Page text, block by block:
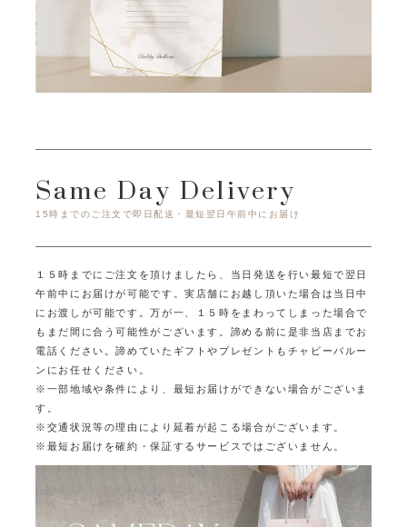
Same Day Delivery
15時までのご注文で即日配送・最短翌日午前中にお届け
１５時までにご注文を頂けましたら、当日発送を行い最短で翌日
午前中にお届けが可能です。実店舗にお越し頂いた場合は当日中
にお渡しが可能です。万が一、１５時をまわってしまった場合で
もまだ間に合う可能性がございます。 諦める前に是非当店までお
電話ください。諦めていたギフトやプレゼントもチャビーバルー
ンにお任せください。
※一部地域や条件により、最短お届けができない場合がございま
す。
※交通状況等の理由により延着が起こる場合がございます。
※最短お届けを確約・保証するサービスではございません。